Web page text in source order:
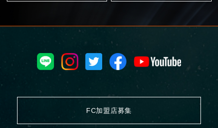
FC加盟店募集